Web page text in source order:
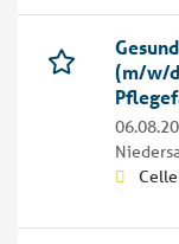
(m/w/
Celle